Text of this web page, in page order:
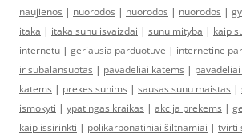
naujienos | nuorodos | nuorodos | nuorodos |
itaka | itaka sunu isvaizdai | sunu mityba | kaip
internetu | geriausia parduotuve | internetine
ir subalansuotas | pavadeliai katems |
katems | prekes sunims | sausas sunu maistas |
ismokyti | ypatingas kraikas | akcija prekems |
kaip issirinkti | polikarbonatiniai šiltnamiai | tvirti